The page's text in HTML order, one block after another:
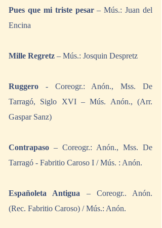
Pues que mi triste pesar – Mús.: Juan del
Encina
Mille Regretz – Mús.: Josquin Despretz
Ruggero - Coreogr.: Anón., Mss. De
Tarragó, Siglo XVI – Mús. Anón., (Arr.
Gaspar Sanz)
Contrapaso – Coreogr.: Anón., Mss. De
Tarragó - Fabritio Caroso I / Mús. : Anón.
Españoleta Antigua – Coreogr.. Anón.
(Rec. Fabritio Caroso) / Mús.: Anón.